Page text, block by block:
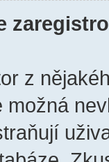
z
možná